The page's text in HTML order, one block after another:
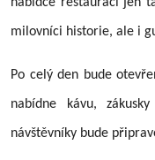
milovníci historie, ale i
Po celý den bude
nabídne kávu,
návštěvníky bude